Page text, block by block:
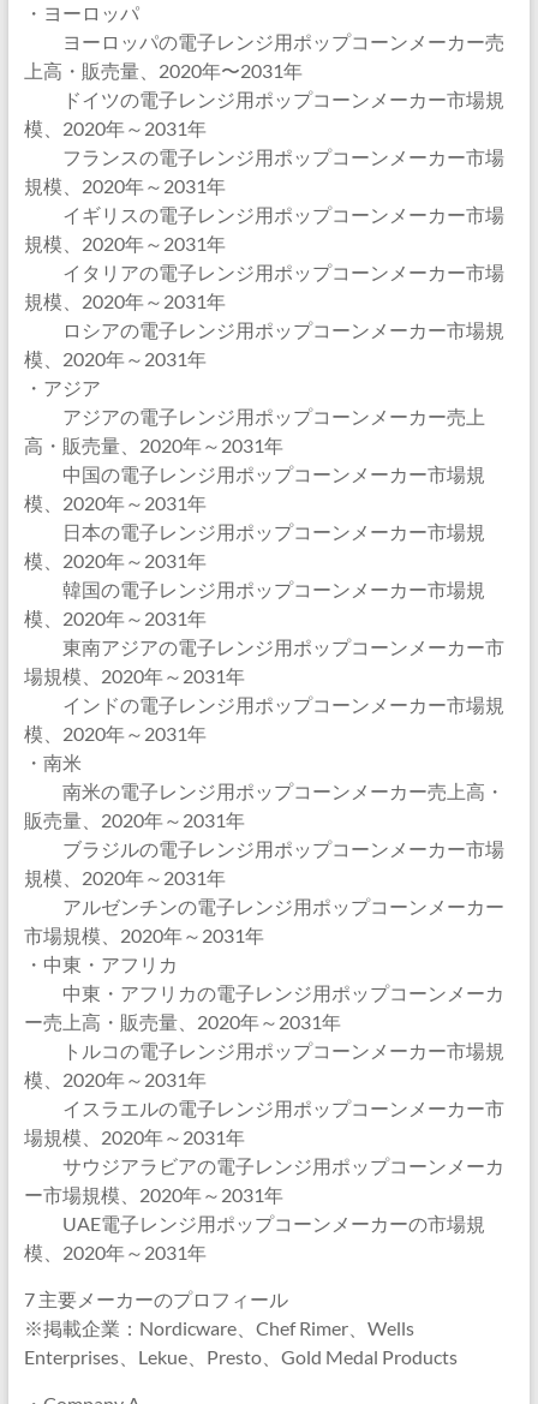
・ヨーロッパ
ヨーロッパの電子レンジ用ポップコーンメーカー売
上高・販売量、2020年〜2031年
ドイツの電子レンジ用ポップコーンメーカー市場規
模、2020年～2031年
フランスの電子レンジ用ポップコーンメーカー市場
規模、2020年～2031年
イギリスの電子レンジ用ポップコーンメーカー市場
規模、2020年～2031年
イタリアの電子レンジ用ポップコーンメーカー市場
規模、2020年～2031年
ロシアの電子レンジ用ポップコーンメーカー市場規
模、2020年～2031年
・アジア
アジアの電子レンジ用ポップコーンメーカー売上
高・販売量、2020年～2031年
中国の電子レンジ用ポップコーンメーカー市場規
模、2020年～2031年
日本の電子レンジ用ポップコーンメーカー市場規
模、2020年～2031年
韓国の電子レンジ用ポップコーンメーカー市場規
模、2020年～2031年
東南アジアの電子レンジ用ポップコーンメーカー市
場規模、2020年～2031年
インドの電子レンジ用ポップコーンメーカー市場規
模、2020年～2031年
・南米
南米の電子レンジ用ポップコーンメーカー売上高・
販売量、2020年～2031年
ブラジルの電子レンジ用ポップコーンメーカー市場
規模、2020年～2031年
アルゼンチンの電子レンジ用ポップコーンメーカー
市場規模、2020年～2031年
・中東・アフリカ
中東・アフリカの電子レンジ用ポップコーンメーカ
ー売上高・販売量、2020年～2031年
トルコの電子レンジ用ポップコーンメーカー市場規
模、2020年～2031年
イスラエルの電子レンジ用ポップコーンメーカー市
場規模、2020年～2031年
サウジアラビアの電子レンジ用ポップコーンメーカ
ー市場規模、2020年～2031年
UAE電子レンジ用ポップコーンメーカーの市場規
模、2020年～2031年
7 主要メーカーのプロフィール
※掲載企業：Nordicware、Chef Rimer、Wells
Enterprises、Lekue、Presto、Gold Medal Products